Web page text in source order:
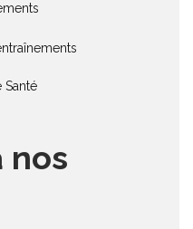
Santé
nos